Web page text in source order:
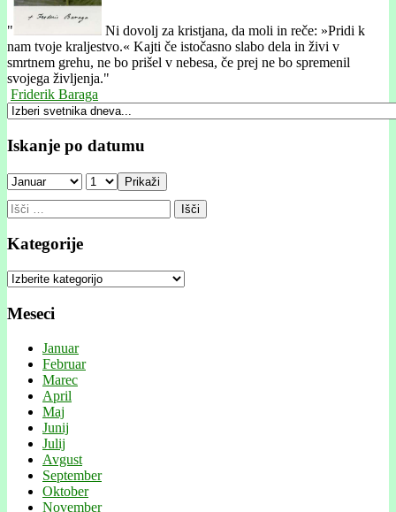
"
Ni dovolj za kristjana, da moli in reče: »Pridi k
nam tvoje kraljestvo.« Kajti če istočasno slabo dela in živi v
smrtnem grehu, ne bo prišel v nebesa, če prej ne bo spremenil
svojega življenja."
Friderik Baraga
Iskanje po datumu
Prikaži
Išči:
Kategorije
Kategorije
Meseci
Januar
Februar
Marec
April
Maj
Junij
Julij
Avgust
September
Oktober
November